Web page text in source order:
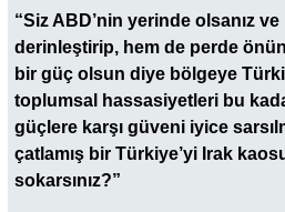
“Siz ABD’nin yerinde olsanız
derinleştirip, hem de perde
bir güç olsun diye bölgeye
toplumsal hassasiyetleri bu
güçlere karşı güveni iyice
çatlamış bir Türkiye’yi Irak
sokarsınız?”